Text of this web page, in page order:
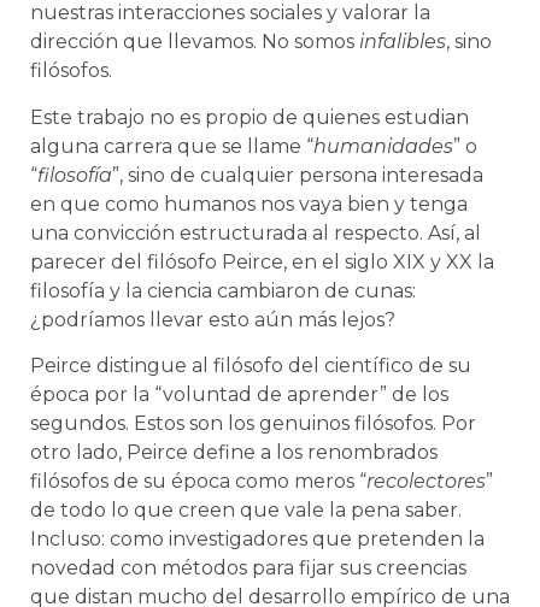
nuestras interacciones sociales y valorar la
dirección que llevamos. No somos infalibles, sino
filósofos.
Este trabajo no es propio de quienes estudian
alguna carrera que se llame “humanidades” o
“filosofía”, sino de cualquier persona interesada
en que como humanos nos vaya bien y tenga
una convicción estructurada al respecto. Así, al
parecer del filósofo Peirce, en el siglo XIX y XX la
filosofía y la ciencia cambiaron de cunas:
¿podríamos llevar esto aún más lejos?
Peirce distingue al filósofo del científico de su
época por la “voluntad de aprender” de los
segundos. Estos son los genuinos filósofos. Por
otro lado, Peirce define a los renombrados
filósofos de su época como meros “recolectores”
de todo lo que creen que vale la pena saber.
Incluso: como investigadores que pretenden la
novedad con métodos para fijar sus creencias
que distan mucho del desarrollo empírico de una